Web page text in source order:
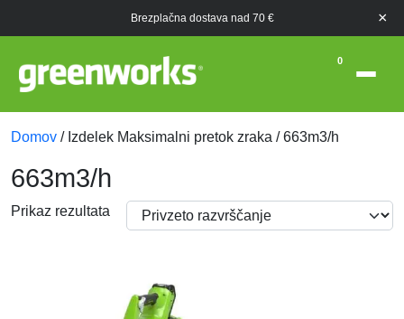
Brezplačna dostava nad 70 € ×
0
Domov / Izdelek Maksimalni pretok zraka / 663m3/h
663m3/h
Prikaz rezultata